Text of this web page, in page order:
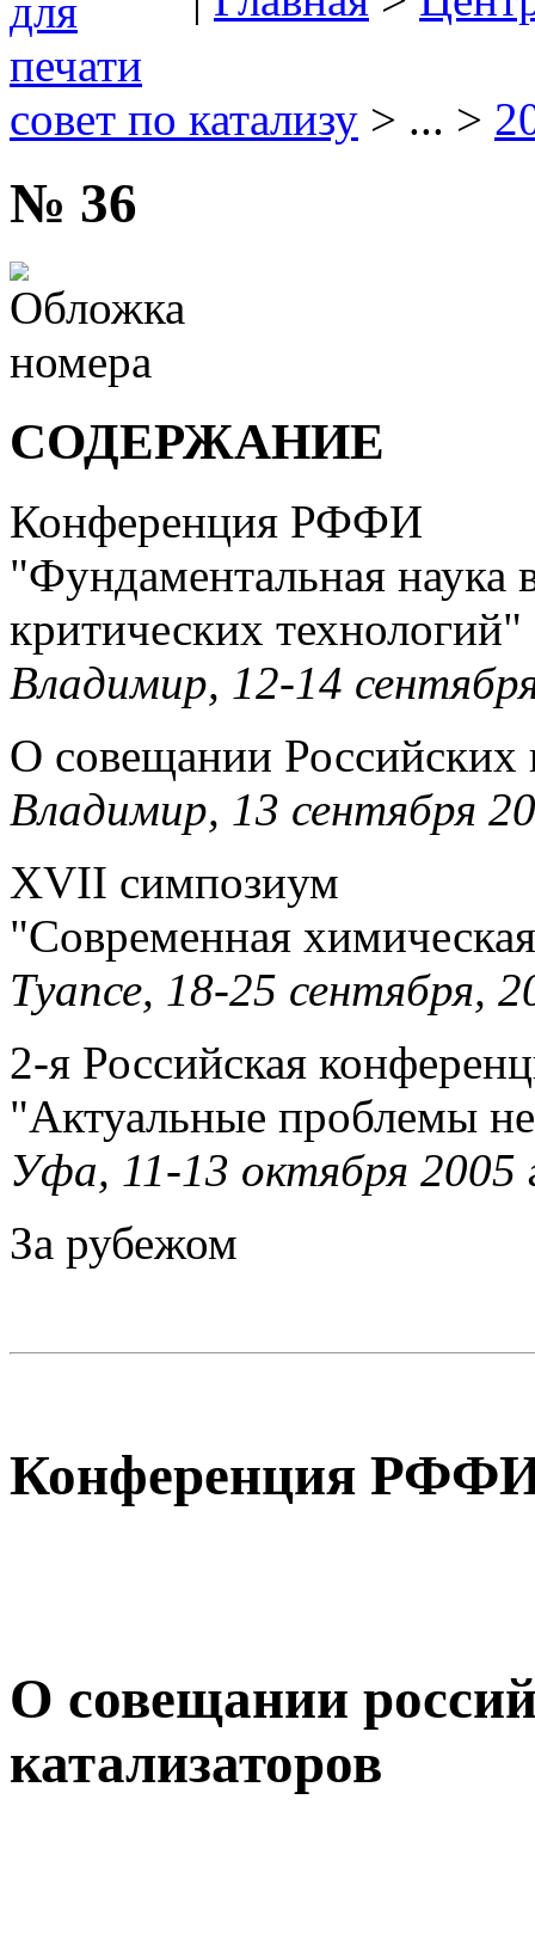
совет по катализу > ... >
№ 36
СОДЕРЖАНИЕ
Конференция РФФИ
"Фундаментальная наука
критических технологий"
Владимир, 12-14
О совещании Российских
Владимир, 13 сентября
XVII симпозиум
"Современная
Туапсе, 18-25 сентября,
2-я Российская
"Актуальные проблемы
Уфа, 11-13 октября 2005
За рубежом
Конференция
О совещании
катализаторов